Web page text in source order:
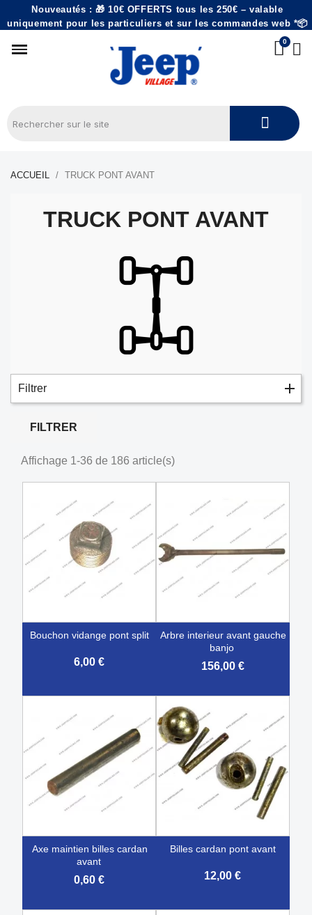
Nouveautés : 🎁 10€ OFFERTS tous les 250€ – valable
uniquement pour les particuliers et sur les commandes web *📦
ACCUEIL TRUCK PONT AVANT
TRUCK PONT AVANT
Filtrer
FILTRER
Affichage 1-36 de 186 article(s)
bouchon vidange pont split
6,00 €
arbre interieur avant gauche
banjo
156,00 €
axe maintien billes cardan
avant
0,60 €
billes cardan pont avant
12,00 €